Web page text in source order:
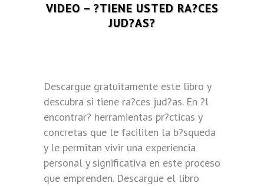
VIDEO – ?TIENE USTED RA?CES
JUD?AS?
Descargue gratuitamente este libro y
descubra si tiene ra?ces jud?as. En ?l
encontrar? herramientas pr?cticas y
concretas que le faciliten la b?squeda
y le permitan vivir una experiencia
personal y significativa en este proceso
que emprenden. Descargue el libro